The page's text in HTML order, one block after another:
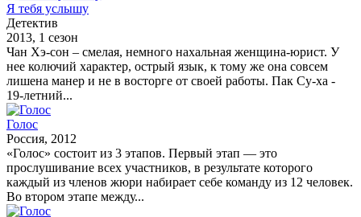
Я тебя услышу
Детектив
2013, 1 сезон
Чан Хэ-сон – смелая, немного нахальная женщина-юрист. У
нее колючий характер, острый язык, к тому же она совсем
лишена манер и не в восторге от своей работы. Пак Су-ха -
19-летний...
Голос
Россия, 2012
«Голос» состоит из 3 этапов. Первый этап — это
прослушивание всех участников, в результате которого
каждый из членов жюри набирает себе команду из 12 человек.
Во втором этапе между...